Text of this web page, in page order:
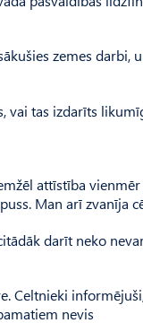
zemes
vai tas izdarīts
attīstība
Man arī zvanīja
darīt neko
Celtnieki
nevis